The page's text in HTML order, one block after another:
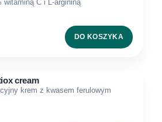
witaminą C i L-argininą
DO KOSZYKA
cream
krem z kwasem ferulowym